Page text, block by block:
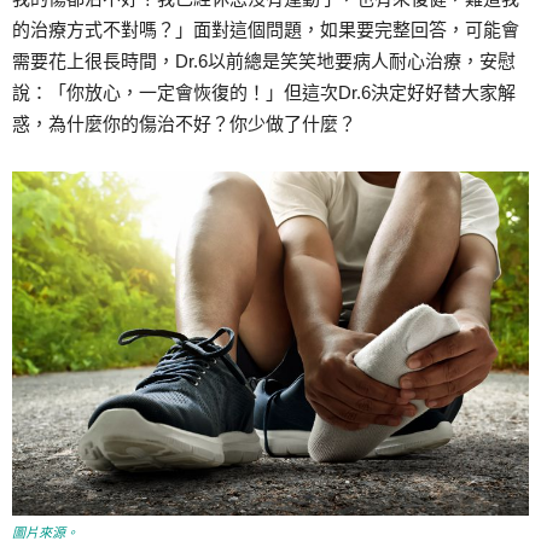
的治療方式不對嗎？」面對這個問題，如果要完整回答，可能會
需要花上很長時間，Dr.6以前總是笑笑地要病人耐心治療，安慰
說：「你放心，一定會恢復的！」但這次Dr.6決定好好替大家解
惑，為什麼你的傷治不好？你少做了什麼？
圖片來源。